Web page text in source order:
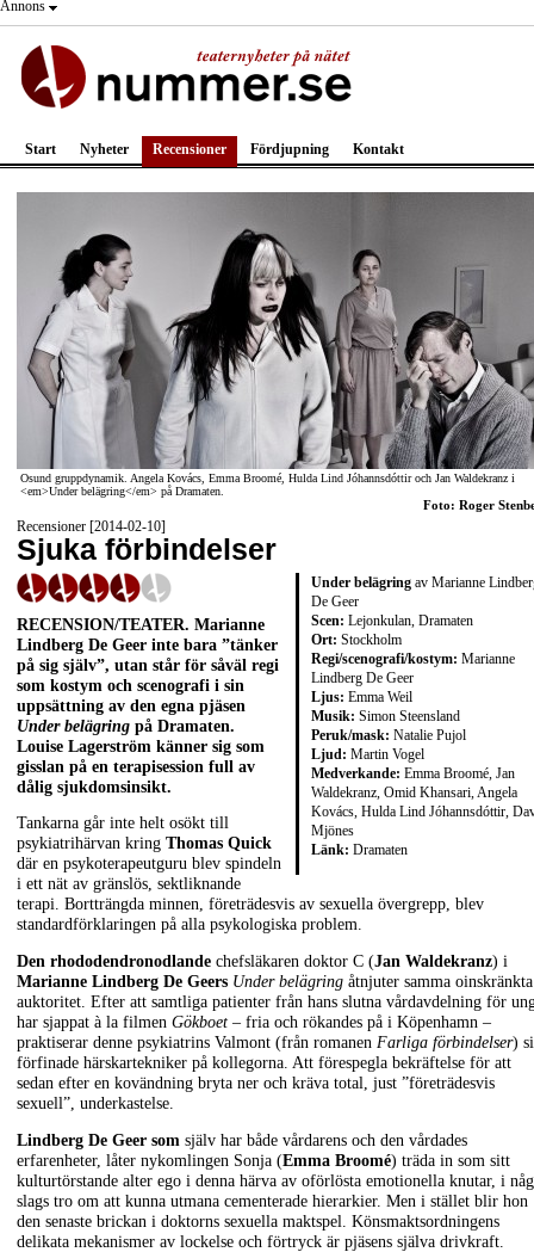
Annons
Start Nyheter Recensioner Fördjupning Kontakt
Osund gruppdynamik. Angela Kovács, Emma Broomé, Hulda Lind Jóhannsdóttir och Jan Waldekranz i
<em>Under belägring</em> på Dramaten.
Foto: Roger
Recensioner [2014-02-10]
Sjuka förbindelser
Under belägring av Marianne
De Geer
Scen: Lejonkulan, Dramaten
Ort: Stockholm
Regi/scenografi/kostym: Marianne
Lindberg De Geer
Ljus: Emma Weil
Musik: Simon Steensland
Peruk/mask: Natalie Pujol
Ljud: Martin Vogel
Medverkande: Emma Broomé, Jan
Waldekranz, Omid Khansari, Angela
Kovács, Hulda Lind Jóhannsdóttir,
Mjönes
Länk: Dramaten
RECENSION/TEATER. Marianne
Lindberg De Geer inte bara ”tänker
på sig själv”, utan står för såväl regi
som kostym och scenografi i sin
uppsättning av den egna pjäsen
Under belägring på Dramaten.
Louise Lagerström känner sig som
gisslan på en terapisession full av
dålig sjukdomsinsikt.
Tankarna går inte helt osökt till
psykiatrihärvan kring Thomas Quick
där en psykoterapeutguru blev spindeln
i ett nät av gränslös, sektliknande
terapi. Bortträngda minnen, företrädesvis av sexuella övergrepp, blev
standardförklaringen på alla psykologiska problem.
Den rhododendronodlande chefsläkaren doktor C (Jan Waldekranz) i
Marianne Lindberg De Geers Under belägring åtnjuter samma oinskränkta
auktoritet. Efter att samtliga patienter från hans slutna vårdavdelning för
har sjappat à la filmen Gökboet – fria och rökandes på i Köpenhamn –
praktiserar denne psykiatrins Valmont (från romanen Farliga förbindelser)
förfinade härskartekniker på kollegorna. Att förespegla bekräftelse för att
sedan efter en kovändning bryta ner och kräva total, just ”företrädesvis
sexuell”, underkastelse.
Lindberg De Geer som själv har både vårdarens och den vårdades
erfarenheter, låter nykomlingen Sonja (Emma Broomé) träda in som sitt
kulturtörstande alter ego i denna härva av oförlösta emotionella knutar, i
slags tro om att kunna utmana cementerade hierarkier. Men i stället blir hon
den senaste brickan i doktorns sexuella maktspel. Könsmaktsordningens
delikata mekanismer av lockelse och förtryck är pjäsens själva drivkraft.